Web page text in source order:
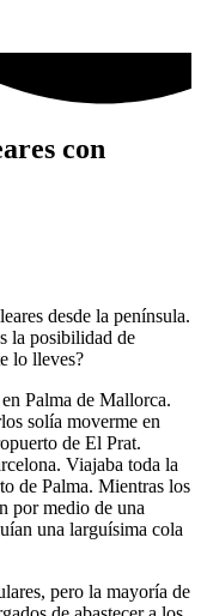
con
desde la península.
la posibilidad de
lo lleves?
Palma de Mallorca.
solía moverme en
de El Prat.
Viajaba toda la
de Palma. Mientras los
por medio de una
una larguísima cola
pero la mayoría de